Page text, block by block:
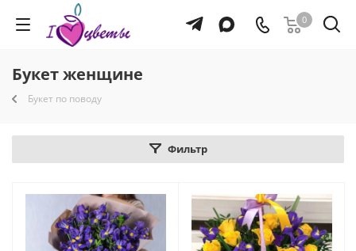
0
Букет женщине
Букет по поводу
Фильтр